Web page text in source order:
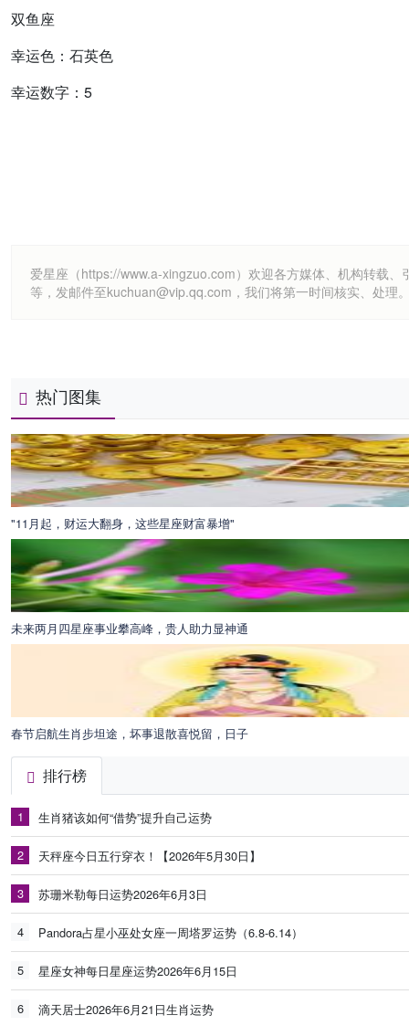
双鱼座
幸运色：石英色
幸运数字：5
爱星座（https://www.a-xingzuo.com）欢迎各方媒体、机构转载
等，发邮件至kuchuan@vip.qq.com，我们将第一时间核实、处理
热门图集
"11月起，财运大翻身，这些星座财富暴增"
未来两月四星座事业攀高峰，贵人助力显神通
春节启航生肖步坦途，坏事退散喜悦留，日子
排行榜
1 生肖猪该如何“借势”提升自己运势
2 天秤座今日五行穿衣！【2026年5月30日】
3 苏珊米勒每日运势2026年6月3日
4 Pandora占星小巫处女座一周塔罗运势（6.8-6.14）
5 星座女神每日星座运势2026年6月15日
6 滴天居士2026年6月21日生肖运势